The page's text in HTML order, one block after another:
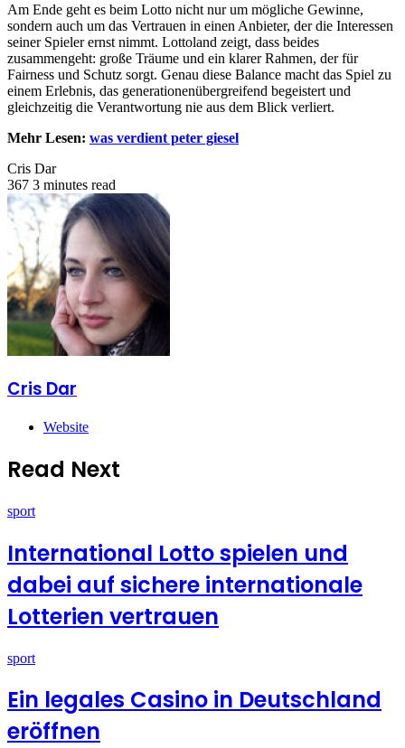
Am Ende geht es beim Lotto nicht nur um mögliche Gewinne,
sondern auch um das Vertrauen in einen Anbieter, der die Interessen
seiner Spieler ernst nimmt. Lottoland zeigt, dass beides
zusammengeht: große Träume und ein klarer Rahmen, der für
Fairness und Schutz sorgt. Genau diese Balance macht das Spiel zu
einem Erlebnis, das generationenübergreifend begeistert und
gleichzeitig die Verantwortung nie aus dem Blick verliert.
Mehr Lesen: was verdient peter giesel
Cris Dar
367 3 minutes read
Cris Dar
Website
Read Next
sport
International Lotto spielen und
dabei auf sichere internationale
Lotterien vertrauen
sport
Ein legales Casino in Deutschland
eröffnen